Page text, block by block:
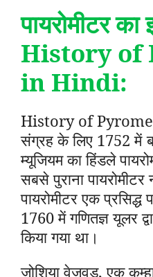
पायरोमीटर का
History of
in Hindi:
History of
संग्रह के लिए 1752 में
म्यूजियम का हिंडले
सबसे पुराना पायरोमीटर
पायरोमीटर एक प्रसिद्ध
1760 में गणितज्ञ यूलर
किया गया था।
जोशिया वेजवुड, एक